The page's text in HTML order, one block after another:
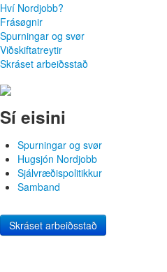
Hví Nordjobb?
Frásøgnir
Spurningar og svør
Viðskiftatreytir
Skráset arbeiðsstað
Sí eisini
Spurningar og svør
Hugsjón Nordjobb
Sjálvræðispolitikkur
Samband
Skráset arbeiðsstað